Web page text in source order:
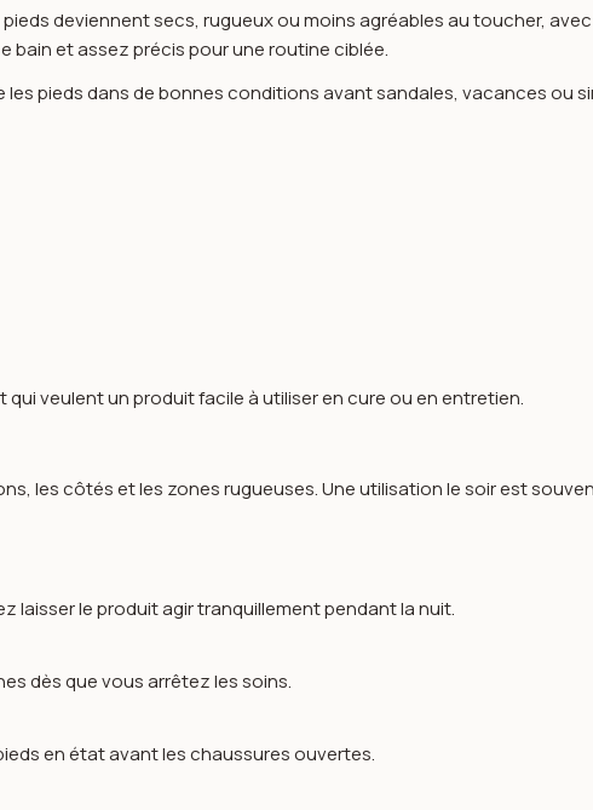
deviennent secs, rugueux ou moins agréables au toucher,
bain et assez précis pour une routine ciblée.
pieds dans de bonnes conditions avant sandales, vacances ou
veulent un produit facile à utiliser en cure ou en entretien.
les côtés et les zones rugueuses. Une utilisation le soir est
laisser le produit agir tranquillement pendant la nuit.
dès que vous arrêtez les soins.
en état avant les chaussures ouvertes.